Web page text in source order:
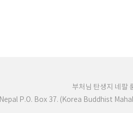
부처님 탄생지 네팔
Nepal P.O. Box 37. (Korea Buddhist